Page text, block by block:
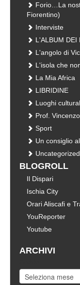
Forio…La
Fiorentino)
Interviste
L'ALBUM DEI
L'angolo di
L'isola che
La Mia Africa
LIBRIDINE
Luoghi
Prof.
Sport
Un consiglio
Uncategorized
BLOGROLL
Il Dispari
Ischia City
Orari Aliscafi e
YouReporter
Youtube
ARCHIVI